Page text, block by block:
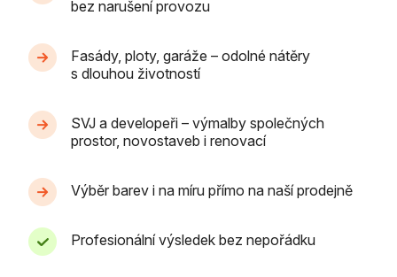
bez narušení provozu
Fasády, ploty, garáže – odolné nátěry
s dlouhou životností
SVJ a developeři – výmalby společných
prostor, novostaveb i renovací
Výběr barev i na míru přímo na naší prodejně
Profesionální výsledek bez nepořádku